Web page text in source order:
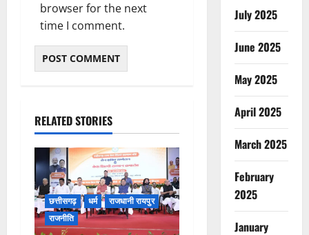
browser for the next
time I comment.
RELATED STORIES
छत्तीसगढ़ धर्म
राजधानी रायपुर
राजनीति
July 2025
June 2025
May 2025
April 2025
March 2025
February
2025
January